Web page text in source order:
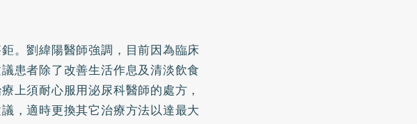
。劉緯陽醫師強調，目前因為臨床
患者除了改善生活作息及清淡飲食
上須耐心服用泌尿科醫師的處方，
，適時更換其它治療方法以達最大